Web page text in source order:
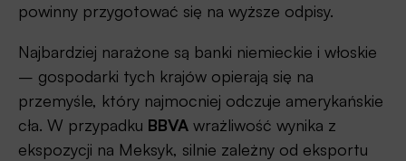
powinny przygotować się na wyższe odpisy.
Najbardziej narażone są banki niemieckie i włoskie
– gospodarki tych krajów opierają się na
przemyśle, który najmocniej odczuje amerykańskie
cła. W przypadku BBVA wrażliwość wynika z
ekspozycji na Meksyk, silnie zależny od eksportu